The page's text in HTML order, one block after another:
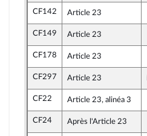
CF142 Article 23
CF149 Article 23
CF178 Article 23
CF297 Article 23
CF22 Article 23, alinéa 3
CF24 Après l'Article 23